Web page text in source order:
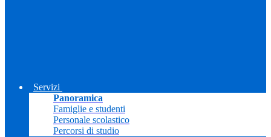
Servizi
Panoramica
Famiglie e studenti
Personale scolastico
Percorsi di studio